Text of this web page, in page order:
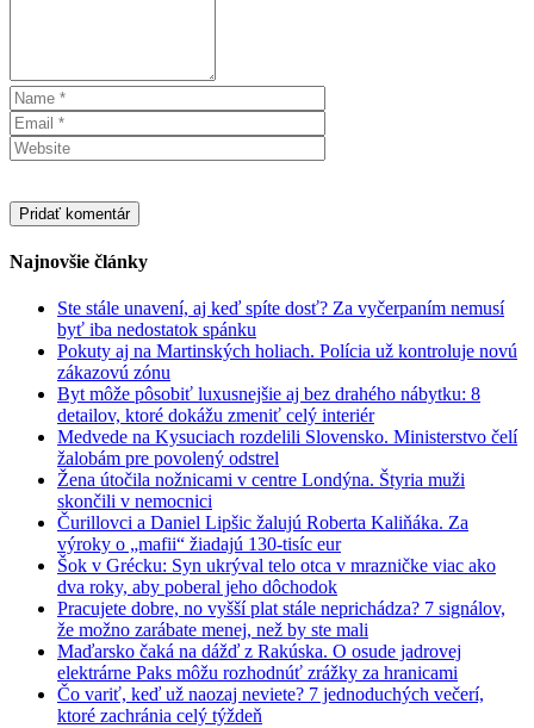
Najnovšie články
Ste stále unavení, aj keď spíte dosť? Za vyčerpaním nemusí
byť iba nedostatok spánku
Pokuty aj na Martinských holiach. Polícia už kontroluje novú
zákazovú zónu
Byt môže pôsobiť luxusnejšie aj bez drahého nábytku: 8
detailov, ktoré dokážu zmeniť celý interiér
Medvede na Kysuciach rozdelili Slovensko. Ministerstvo čelí
žalobám pre povolený odstrel
Žena útočila nožnicami v centre Londýna. Štyria muži
skončili v nemocnici
Čurillovci a Daniel Lipšic žalujú Roberta Kaliňáka. Za
výroky o „mafii“ žiadajú 130-tisíc eur
Šok v Grécku: Syn ukrýval telo otca v mrazničke viac ako
dva roky, aby poberal jeho dôchodok
Pracujete dobre, no vyšší plat stále neprichádza? 7 signálov,
že možno zarábate menej, než by ste mali
Maďarsko čaká na dážď z Rakúska. O osude jadrovej
elektrárne Paks môžu rozhodnúť zrážky za hranicami
Čo variť, keď už naozaj neviete? 7 jednoduchých večerí,
ktoré zachránia celý týždeň